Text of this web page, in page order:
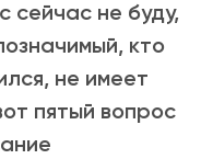
сейчас не буду,
кто
не имеет
пятый вопрос